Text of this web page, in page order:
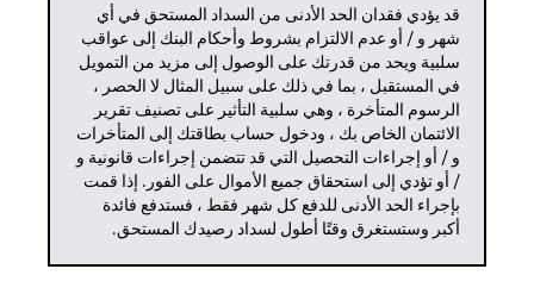
قد يؤدي فقدان الحد الأدنى من السداد المستحق في أي
شهر و / أو عدم الالتزام بشروط وأحكام البنك إلى عواقب
سلبية ويحد من قدرتك على الوصول إلى مزيد من التمويل
في المستقبل ، بما في ذلك على سبيل المثال لا الحصر ،
الرسوم المتأخرة ، وهي سلبية التأثير على تصنيف تقرير
الائتمان الخاص بك ، ودخول حساب بطاقتك إلى المتأخرات
و / أو إجراءات التحصيل التي قد تتضمن إجراءات قانونية و
/ أو تؤدي إلى استحقاق جميع الأموال على الفور. إذا قمت
بإجراء الحد الأدنى للدفع كل شهر فقط ، فستدفع فائدة
أكبر وستستغرق وقتًا أطول لسداد رصيدك المستحق.